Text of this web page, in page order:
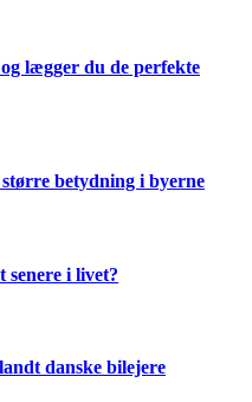
lægger du de perfekte
betydning i byerne
i livet?
danske bilejere